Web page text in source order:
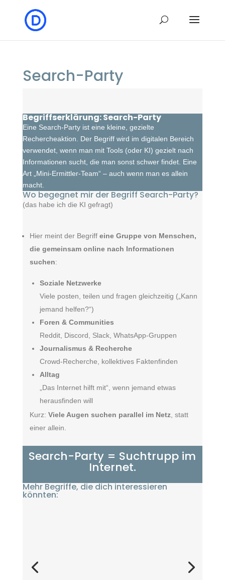
Search-Party
Begriffserklärung: Search-Party
Eine Search-Party ist eine kleine, gezielte
Rechercheaktion. Der Begriff wird im digitalen Bereich
verwendet, wenn man mit Tools (oder KI) gezielt nach
Informationen sucht, die man sonst schwer findet. Eine
Art „Mini-Ermittler-Team“ – auch wenn man es allein
macht.
Wo begegnet mir der Begriff Search-Party?
(das habe ich die KI gefragt)
Hier meint der Begriff eine Gruppe von Menschen,
die gemeinsam online nach Informationen
suchen:
Soziale Netzwerke
Viele posten, teilen und fragen gleichzeitig („Kann
jemand helfen?“)
Foren & Communities
Reddit, Discord, Slack, WhatsApp-Gruppen
Journalismus & Recherche
Crowd-Recherche, kollektives Faktenfinden
Alltag
„Das Internet hilft mit“, wenn jemand etwas
herausfinden will
Kurz: Viele Augen suchen parallel im Netz, statt
einer allein.
Search-Party = Suchtrupp im
Internet.
Mehr Begriffe, die dich interessieren
könnten: